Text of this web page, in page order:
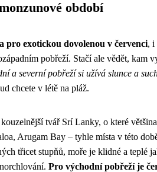
období
pro exotickou dovolenou v červenci, i
pobřeží. Stačí ale vědět, kam
a severní pobřeží si užívá slunce a
chcete v létě na pláž.
tvář Srí Lanky, o které
Arugam Bay – tyhle místa v této
třicet stupňů, moře je klidné a teplé
Pro východní pobřeží je